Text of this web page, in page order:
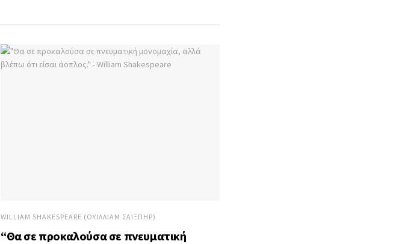
WILLIAM SHAKESPEARE (ΟΥΊΛΛΙΑΜ ΣΑΊΞΠΗΡ)
“Θα σε προκαλούσα σε πνευματική